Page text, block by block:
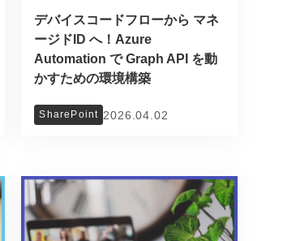
デバイスコードフローから マネ
ージドID へ！Azure
Automation で Graph API を動
かすための環境構築
SharePoint 2026.04.02